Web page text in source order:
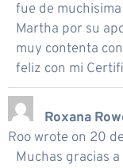
fue de
Martha por su
muy contenta
feliz con mi
Roxana
Roo wrote on 20
Muchas gracias